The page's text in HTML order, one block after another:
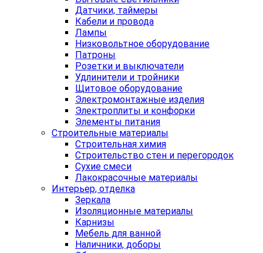
Датчики, таймеры
Кабели и провода
Лампы
Низковольтное оборудование
Патроны
Розетки и выключатели
Удлинители и тройники
Щитовое оборудование
Электромонтажные изделия
Электроплиты и конфорки
Элементы питания
Строительные материалы
Строительная химия
Строительство стен и перегородок
Сухие смеси
Лакокрасочные материалы
Интерьер, отделка
Зеркала
Изоляционные материалы
Карнизы
Мебель для ванной
Наличники, доборы